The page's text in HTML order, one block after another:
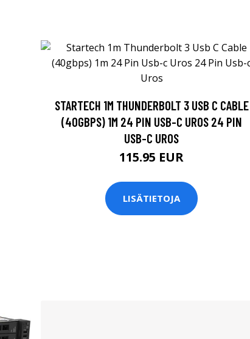
STARTECH 1M THUNDERBOLT 3 USB C CABLE
(40GBPS) 1M 24 PIN USB-C UROS 24 PIN
USB-C UROS
115.95 EUR
LISÄTIETOJA